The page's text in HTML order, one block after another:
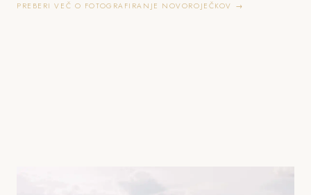
PREBERI VEČ O FOTOGRAFIRANJE NOVOROJEČKOV →